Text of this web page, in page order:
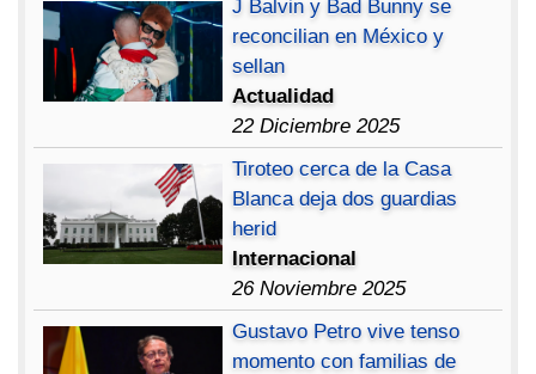
J Balvin y Bad Bunny se
reconcilian en México y
sellan
Actualidad
22 Diciembre 2025
Tiroteo cerca de la Casa
Blanca deja dos guardias
herid
Internacional
26 Noviembre 2025
Gustavo Petro vive tenso
momento con familias de